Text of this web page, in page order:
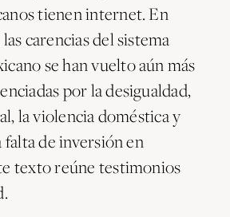
tienen internet. En
carencias del sistema
se han vuelto aún más
por la desigualdad,
la violencia doméstica y
falta de inversión en
texto reúne testimonios